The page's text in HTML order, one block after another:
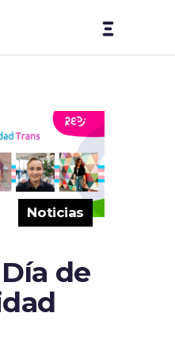
Noticias
de